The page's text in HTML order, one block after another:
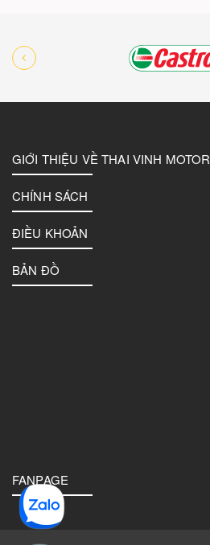
GIỚI THIỆU VỀ THAI VINH MOTOR
CHÍNH SÁCH
ĐIỀU KHOẢN
BẢN ĐỒ
FANPAGE